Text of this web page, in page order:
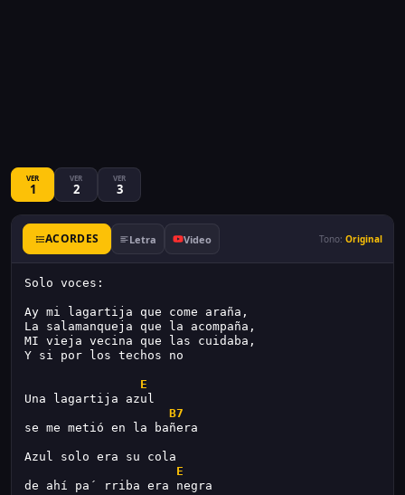
VER
1
VER
2
VER
3
ACORDES Letra Video Tono: Original
Solo voces:
Ay mi lagartija que come araña,
La salamanqueja que la acompaña,
MI vieja vecina que las cuidaba,
Y si por los techos no
E
Una lagartija azul
B7
se me metió en la bañera
Azul solo era su cola
E
de ahí pa´ rriba era negra